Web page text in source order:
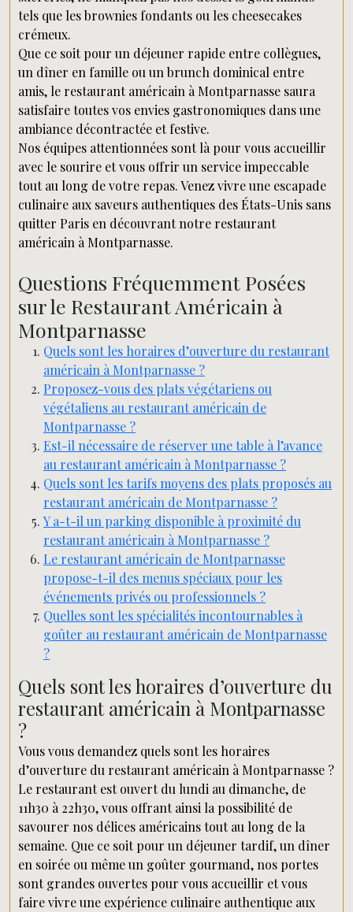
tels que les brownies fondants ou les cheesecakes
crémeux.
Que ce soit pour un déjeuner rapide entre collègues,
un dîner en famille ou un brunch dominical entre
amis, le restaurant américain à Montparnasse saura
satisfaire toutes vos envies gastronomiques dans une
ambiance décontractée et festive.
Nos équipes attentionnées sont là pour vous accueillir
avec le sourire et vous offrir un service impeccable
tout au long de votre repas. Venez vivre une escapade
culinaire aux saveurs authentiques des États-Unis sans
quitter Paris en découvrant notre restaurant
américain à Montparnasse.
Questions Fréquemment Posées
sur le Restaurant Américain à
Montparnasse
Quels sont les horaires d’ouverture du restaurant
américain à Montparnasse ?
Proposez-vous des plats végétariens ou
végétaliens au restaurant américain de
Montparnasse ?
Est-il nécessaire de réserver une table à l’avance
au restaurant américain à Montparnasse ?
Quels sont les tarifs moyens des plats proposés au
restaurant américain de Montparnasse ?
Y a-t-il un parking disponible à proximité du
restaurant américain à Montparnasse ?
Le restaurant américain de Montparnasse
propose-t-il des menus spéciaux pour les
événements privés ou professionnels ?
Quelles sont les spécialités incontournables à
goûter au restaurant américain de Montparnasse
?
Quels sont les horaires d’ouverture du
restaurant américain à Montparnasse
?
Vous vous demandez quels sont les horaires
d’ouverture du restaurant américain à Montparnasse ?
Le restaurant est ouvert du lundi au dimanche, de
11h30 à 22h30, vous offrant ainsi la possibilité de
savourer nos délices américains tout au long de la
semaine. Que ce soit pour un déjeuner tardif, un dîner
en soirée ou même un goûter gourmand, nos portes
sont grandes ouvertes pour vous accueillir et vous
faire vivre une expérience culinaire authentique aux